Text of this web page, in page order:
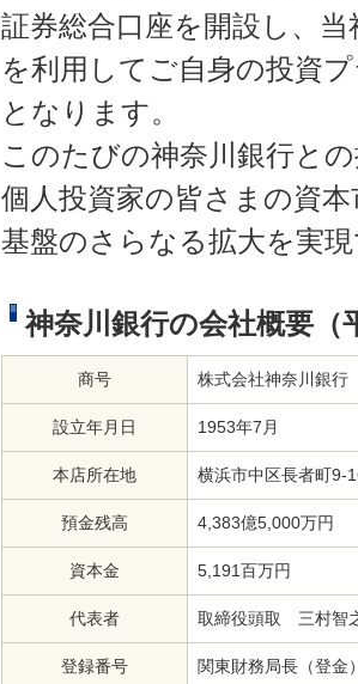
証券総合口座を開設し、
を利用してご自身の投資
となります。
このたびの神奈川銀行と
個人投資家の皆さまの資
基盤のさらなる拡大を実
神奈川銀行の会社概要（
商号 株式会社神奈川銀行
設立年月日 1953年7月
本店所在地 横浜市中区長者町9-
預金残高 4,383億5,000万円
資本金 5,191百万円
代表者 取締役頭取 三村智
登録番号 関東財務局長（登金